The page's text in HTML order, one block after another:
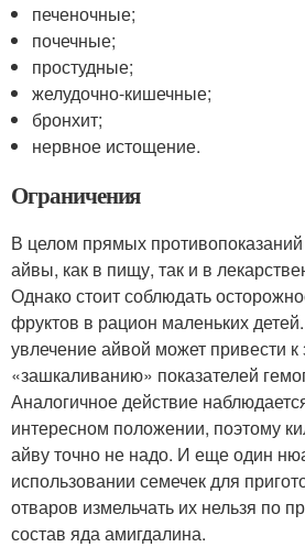
печеночные;
почечные;
простудные;
желудочно-кишечные;
бронхит;
нервное истощение.
Ограничения
В целом прямых
айвы, как в пищу, так и в
Однако стоит соблюдать
фруктов в рацион маленьких
увлечение айвой может привести к
«зашкаливанию» показателей
Аналогичное действие
интересном положении, поэтому
айву точно не надо. И еще один
использовании семечек для
отваров измельчать их нельзя по
состав яда амигдалина.